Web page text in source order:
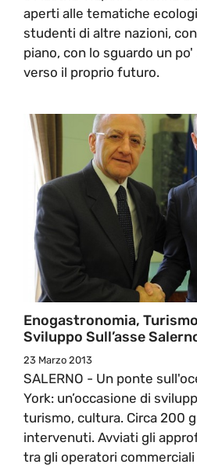
aperti alle tematiche
studenti di altre nazioni,
piano, con lo sguardo un
verso il proprio futuro.
Enogastronomia,
Sviluppo Sull’asse
23 Marzo 2013
SALERNO - Un ponte
York: un’occasione di
turismo, cultura. Circa 200
intervenuti. Avviati gli
tra gli operatori commerciali